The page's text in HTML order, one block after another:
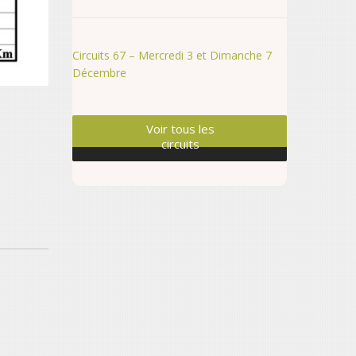
Circuits 67 – Mercredi 3 et Dimanche 7
Décembre
Voir tous les
circuits